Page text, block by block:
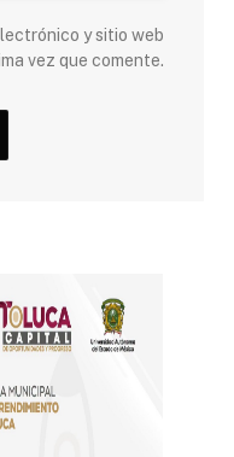
y sitio web
vez que comente.